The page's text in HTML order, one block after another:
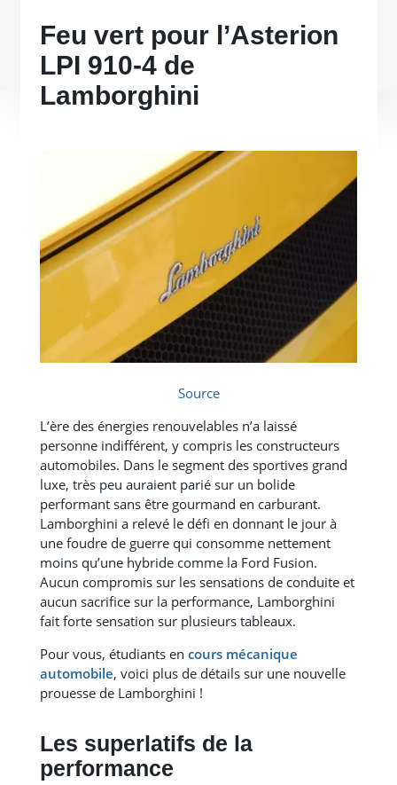
Feu vert pour l’Asterion
LPI 910-4 de
Lamborghini
Source
L’ère des énergies renouvelables n’a laissé
personne indifférent, y compris les constructeurs
automobiles. Dans le segment des sportives grand
luxe, très peu auraient parié sur un bolide
performant sans être gourmand en carburant.
Lamborghini a relevé le défi en donnant le jour à
une foudre de guerre qui consomme nettement
moins qu’une hybride comme la Ford Fusion.
Aucun compromis sur les sensations de conduite et
aucun sacrifice sur la performance, Lamborghini
fait forte sensation sur plusieurs tableaux.
Pour vous, étudiants en cours mécanique
automobile, voici plus de détails sur une nouvelle
prouesse de Lamborghini !
Les superlatifs de la
performance